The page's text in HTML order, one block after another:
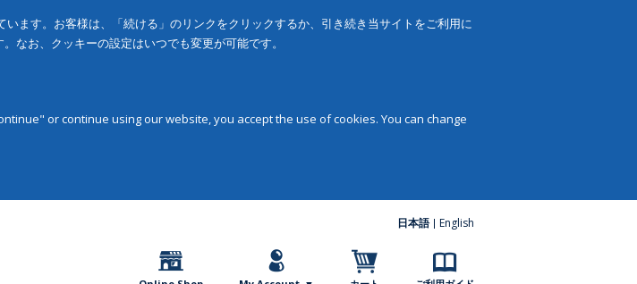
ます。お客様は、「続ける」のリンクをクリックするか、引き続き当サイトをご利用に
なお、クッキーの設定はいつでも変更が可能です。
or continue using our website, you accept the use of cookies. You can change
日本語 English